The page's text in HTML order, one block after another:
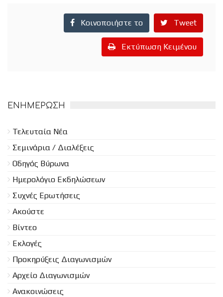
Κοινοποιήστε το Tweet
Εκτύπωση Κειμένου
ΕΝΗΜΈΡΩΣΗ
Τελευταία Νέα
Σεμινάρια / Διαλέξεις
Οδηγός Βύρωνα
Ημερολόγιο Εκδηλώσεων
Συχνές Ερωτήσεις
Ακούστε
Βίντεο
Εκλογές
Προκηρύξεις Διαγωνισμών
Aρχείο Διαγωνισμών
Ανακοινώσεις